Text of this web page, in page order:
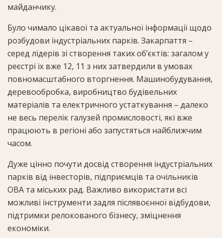
майданчику.
Було чимало цікавої та актуальної інформації щодо
розбудови індустріальних парків. Закарпаття –
серед лідерів зі створення таких об’єктів: загалом у
реєстрі їх вже 12, 11 з них затвердили в умовах
повномасштабного вторгнення. Машинобудування,
деревообробка, виробництво будівельних
матеріалів та електричного устаткування – далеко
не весь перелік галузей промисловості, які вже
працюють в регіоні або запустяться найближчим
часом.
Дуже цінно почути досвід створення індустріальних
парків від інвесторів, підприємців та очільників
ОВА та міських рад. Важливо використати всі
можливі інструменти задля післявоєнної відбудови,
підтримки релокованого бізнесу, зміцнення
економіки.